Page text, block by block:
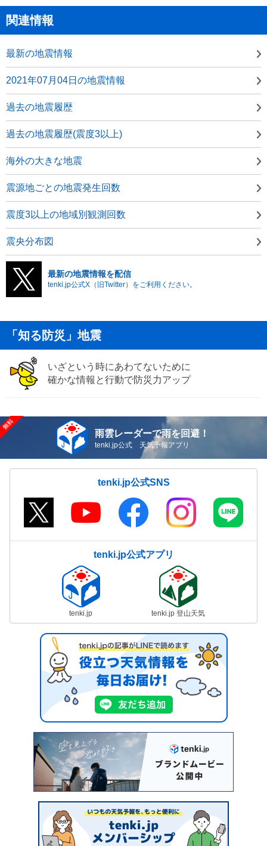
関連情報
最新の地震情報
2021年07月04日の地震情報
過去の地震履歴
過去の地震履歴(震度3以上)
海外の大きな地震
震源地ごとの地震発生回数
震度3以上の地域別観測回数
震央分布図
最新の地震情報を配信
tenki.jp公式X（旧Twitter）をご利用ください。
「知る防災」地震
いざという時にあわてないために
確かな情報と行動で防災力アップ
雨雲レーダーで雨を回避！
tenki.jp公式 天気予報アプリ
tenki.jp公式SNS
tenki.jp公式アプリ
tenki.jp tenki.jp 登山天気